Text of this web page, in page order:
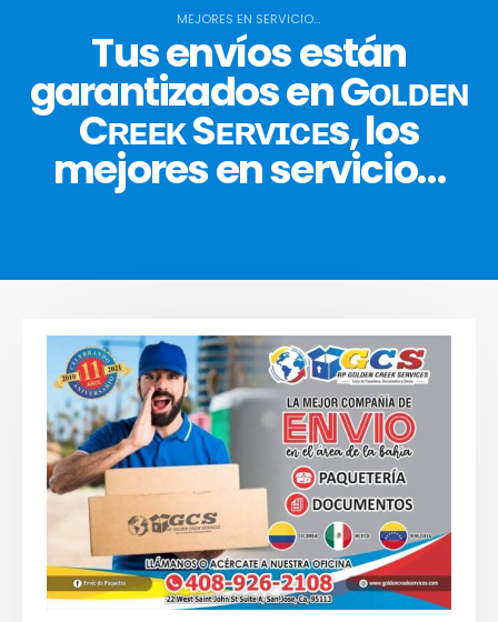
MEJORES EN SERVICIO…
Tus envíos están
garantizados en Gᴏʟᴅᴇɴ
Cʀᴇᴇᴋ Sᴇʀᴠɪᴄᴇs, los
mejores en servicio…